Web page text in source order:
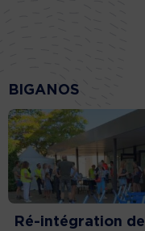
BIGANOS
Ré-intégration de